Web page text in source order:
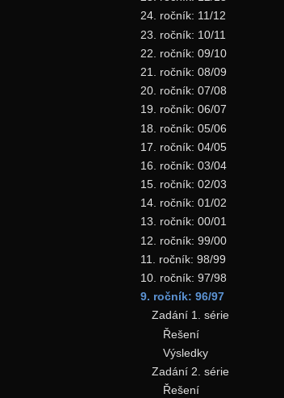
24. ročník: 11/12
23. ročník: 10/11
22. ročník: 09/10
21. ročník: 08/09
20. ročník: 07/08
19. ročník: 06/07
18. ročník: 05/06
17. ročník: 04/05
16. ročník: 03/04
15. ročník: 02/03
14. ročník: 01/02
13. ročník: 00/01
12. ročník: 99/00
11. ročník: 98/99
10. ročník: 97/98
9. ročník: 96/97
Zadání 1. série
Řešení
Výsledky
Zadání 2. série
Řešení